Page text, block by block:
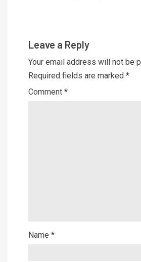
Leave a Reply
Your email address will not be
Required fields are marked *
Comment *
Name *